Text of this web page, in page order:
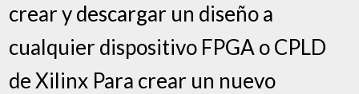
crear y descargar un diseño a
cualquier dispositivo FPGA o CPLD
de Xilinx Para crear un nuevo